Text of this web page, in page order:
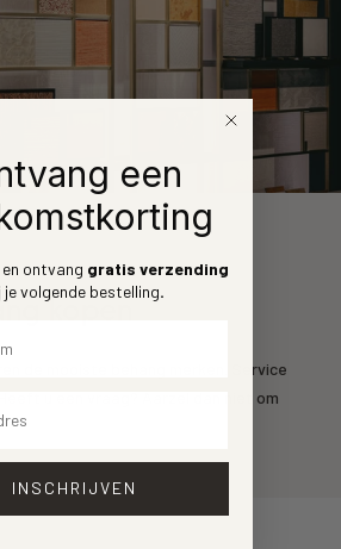
kopen
de mooiste behang merken. Service
u een vraag? Aarzel dan niet om
een
ontvang gratis verzending
je volgende bestelling.
INSCHRIJVEN